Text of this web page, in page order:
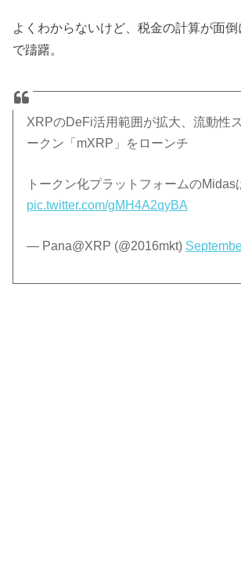
よくわからないけど、税金の計算が面
で躊躇。
XRPのDeFi活用範囲が拡大、流動性
ークン「mXRP」をローンチ
トークン化プラットフォームの
pic.twitter.com/gMH4A2qyBA
— Pana@XRP (@2016mkt)